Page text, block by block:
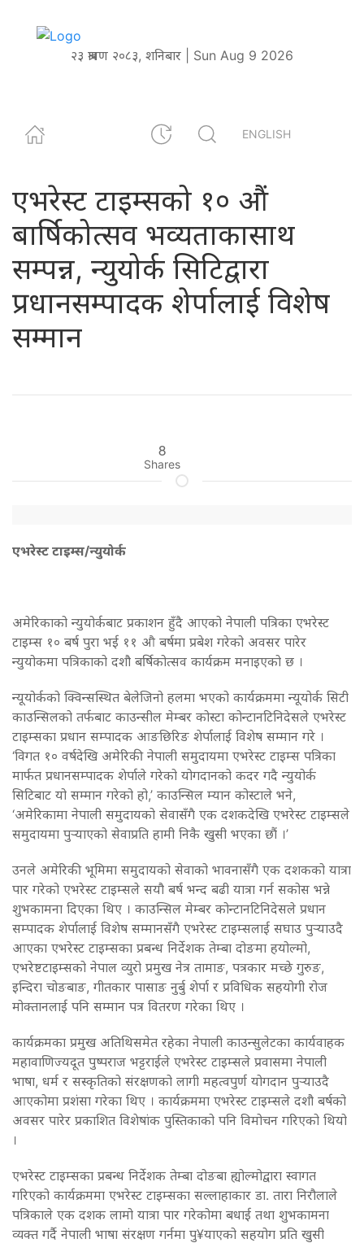
२३ श्रावण २०८३, शनिबार | Sun Aug 9 2026
ENGLISH
एभरेस्ट टाइम्सको १० औं
बार्षिकोत्सव भव्यताकासाथ
सम्पन्न, न्युयोर्क सिटिद्वारा
प्रधानसम्पादक शेर्पालाई विशेष
सम्मान
8
Shares
एभरेस्ट टाइम्स/न्युयोर्क
अमेरिकाको न्युयोर्कबाट प्रकाशन हुँदै आएको नेपाली पत्रिका एभरेस्ट
टाइम्स १० बर्ष पुरा भई ११ औ बर्षमा प्रबेश गरेको अवसर पारेर
न्युयोकमा पत्रिकाको दशौ बर्षिकोत्सव कार्यक्रम मनाइएको छ ।
न्यूयोर्कको क्विन्सस्थित बेलेजिनो हलमा भएको कार्यक्रममा न्यूयोर्क सिटी
काउन्सिलको तर्फबाट काउन्सील मेम्बर कोस्टा कोन्टानटिनिदेसले एभरेस्ट
टाइम्सका प्रधान सम्पादक आङछिरिङ शेर्पालाई विशेष सम्मान गरे ।
‘विगत १० वर्षदेखि अमेरिकी नेपाली समुदायमा एभरेस्ट टाइम्स पत्रिका
मार्फत प्रधानसम्पादक शेर्पाले गरेको योगदानको कदर गदै न्युयोर्क
सिटिबाट यो सम्मान गरेको हो,’ काउन्सिल म्यान कोस्टाले भने,
‘अमेरिकामा नेपाली समुदायको सेवासँगै एक दशकदेखि एभरेस्ट टाइम्सले
समुदायमा पुर्‍याएको सेवाप्रति हामी निकै खुसी भएका छौं ।’
उनले अमेरिकी भूमिमा समुदायको सेवाको भावनासँगै एक दशकको यात्रा
पार गरेको एभरेस्ट टाइम्सले सयौ बर्ष भन्द बढी यात्रा गर्न सकोस भन्ने
शुभकामना दिएका थिए । काउन्सिल मेम्बर कोन्टानटिनिदेसले प्रधान
सम्पादक शेर्पालाई विशेष सम्मानसँगै एभरेस्ट टाइम्सलाई सघाउ पुर्‍याउदै
आएका एभरेस्ट टाइम्सका प्रबन्ध निर्देशक तेम्बा दोङमा हयोल्मो,
एभरेष्टटाइम्सको नेपाल व्युरो प्रमुख नेत्र तामाङ, पत्रकार मच्छे गुरुङ,
इन्दिरा चोङबाङ, गीतकार पासाङ नुर्बु शेर्पा र प्रविधिक सहयोगी रोज
मोक्तानलाई पनि सम्मान पत्र वितरण गरेका थिए ।
कार्यक्रमका प्रमुख अतिथिसमेत रहेका नेपाली काउन्सुलेटका कार्यवाहक
महावाणिज्यदूत पुष्पराज भट्टराईले एभरेस्ट टाइम्सले प्रवासमा नेपाली
भाषा, धर्म र सस्कृतिको संरक्षणको लागी महत्वपुर्ण योगदान पुर्‍याउदै
आएकोमा प्रशंसा गरेका थिए । कार्यक्रममा एभरेस्ट टाइम्सले दशौ बर्षको
अवसर पारेर प्रकाशित विशेषांक पुस्तिकाको पनि विमोचन गरिएको थियो
।
एभरेस्ट टाइम्सका प्रबन्ध निर्देशक तेम्बा दोङबा ह्योल्मोद्वारा स्वागत
गरिएको कार्यक्रममा एभरेस्ट टाइम्सका सल्लाहाकार डा. तारा निरौलाले
पत्रिकाले एक दशक लामो यात्रा पार गरेकोमा बधाई तथा शुभकामना
व्यक्त गर्दै नेपाली भाषा संरक्षण गर्नमा पु¥याएको सहयोग प्रति खुसी